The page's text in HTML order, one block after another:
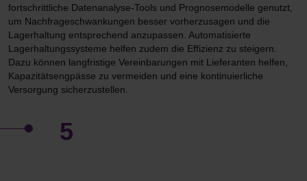
fortschrittliche Datenanalyse-Tools und Prognosemodelle genutzt,
um Nachfrageschwankungen besser vorherzusagen und die
Lagerhaltung entsprechend anzupassen. Automatisierte
Lagerhaltungssysteme helfen zudem die Effizienz zu steigern.
Dazu können langfristige Vereinbarungen mit Lieferanten helfen,
Kapazitätsengpässe zu vermeiden und eine kontinuierliche
Versorgung sicherzustellen.
5